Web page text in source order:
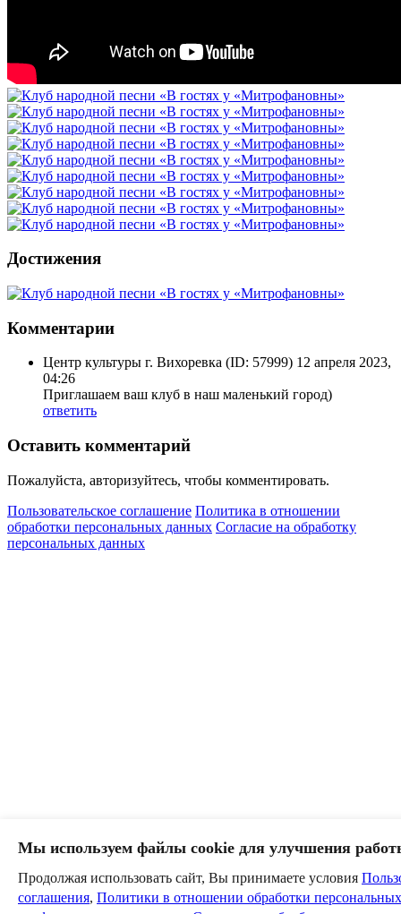
Достижения
Комментарии
Центр культуры г. Вихоревка (ID: 57999) 12 апреля 2023,
04:26
Приглашаем ваш клуб в наш маленький город)
ответить
Оставить комментарий
Пожалуйста, авторизуйтесь, чтобы комментировать.
Пользовательское соглашение Политика в отношении
обработки персональных данных Согласие на обработку
персональных данных
Мы используем файлы cookie для улучшения
Продолжая использовать сайт, Вы принимаете условия
соглашения, Политики в отношении обработки